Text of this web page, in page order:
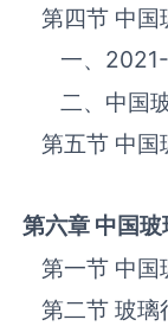
第四节 中国‌‌‌‌
一、
二、中国‌‌‌‌
第五节 中国‌‌‌‌
第六章 中国玻
第一节 中国‌‌‌‌
第二节 ‌‌‌‌玻璃‌‌‌‌‌‌‌‌‌‌‌‌‌